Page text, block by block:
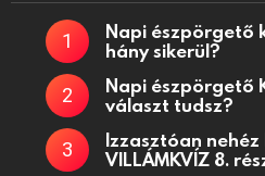
Napi észpörgető
hány sikerül?
Napi észpörgető
választ tudsz?
Izzasztóan nehéz
VILLÁMKVÍZ 8.